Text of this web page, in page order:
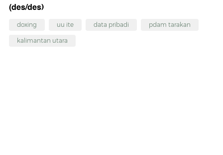
(des/des)
doxing uu ite data pribadi pdam tarakan
kalimantan utara